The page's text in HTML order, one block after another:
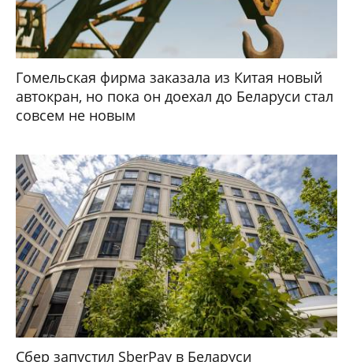
Гомельская фирма заказала из Китая новый
автокран, но пока он доехал до Беларуси стал
совсем не новым
Сбер запустил SberPay в Беларуси